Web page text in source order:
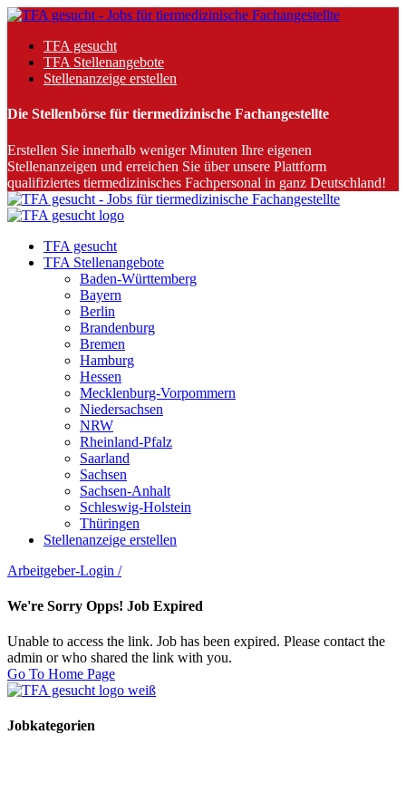
TFA gesucht
TFA Stellenangebote
Stellenanzeige erstellen
Die Stellenbörse für tiermedizinische Fachangestellte
Erstellen Sie innerhalb weniger Minuten Ihre eigenen
Stellenanzeigen und erreichen Sie über unsere Plattform
qualifiziertes tiermedizinisches Fachpersonal in ganz Deutschland!
TFA gesucht
TFA Stellenangebote
Baden-Württemberg
Bayern
Berlin
Brandenburg
Bremen
Hamburg
Hessen
Mecklenburg-Vorpommern
Niedersachsen
NRW
Rheinland-Pfalz
Saarland
Sachsen
Sachsen-Anhalt
Schleswig-Holstein
Thüringen
Stellenanzeige erstellen
Arbeitgeber-Login /
We're Sorry Opps! Job Expired
Unable to access the link. Job has been expired. Please contact the
admin or who shared the link with you.
Go To Home Page
Jobkategorien